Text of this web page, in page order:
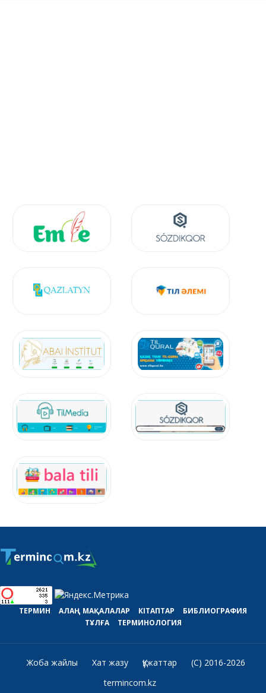
ТЕРМИН АЛАҢ МАҚАЛАЛАР КІТАПТАР
БИБЛИОГРАФИЯ
ТҰЛҒА
ТЕРМИНОЛОГИЯ
Жоба жайлы Хат жазу Құжаттар
(C) 2016-2026
termincom.kz